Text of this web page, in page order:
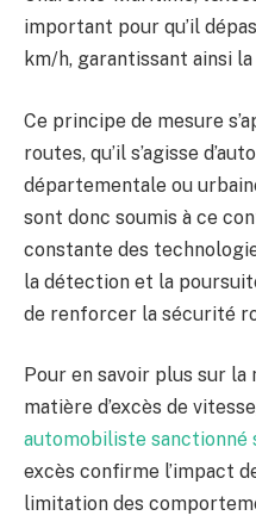
important pour qu’il
km/h, garantissant ainsi
Ce principe de mesure
routes, qu’il s’agisse
départementale ou
sont donc soumis à ce
constante des
la détection et la
de renforcer la sécurité
Pour en savoir plus sur la
matière d’excès de
automobiliste sanctionné
excès confirme l’impact
limitation des